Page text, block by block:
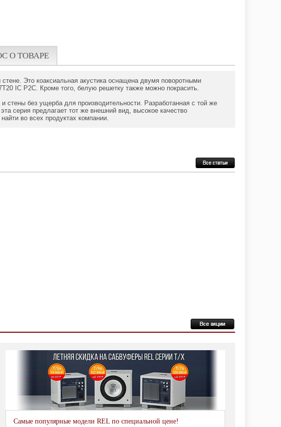
О ТОВАРЕ
Это коаксиальная акустика оснащена двумя поворотными
IC P2C. Кроме того, белую решетку также можно покрасить.
стены без ущерба для производительности. Разработанная с той же
серия предлагает тот же внешний вид, высокое качество
во всех продуктах компании.
Самые популярные модели REL по специальной цене!